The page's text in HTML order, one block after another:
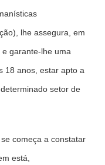
lhe assegura, em
garante-lhe uma
18 anos, estar apto a
setor de
começa a constatar
está,